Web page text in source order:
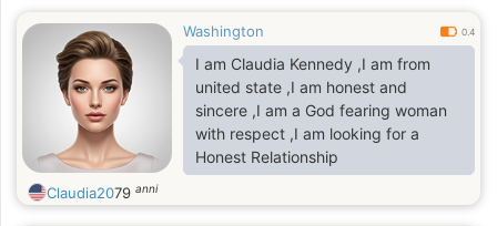
Washington 0.4
I am Claudia Kennedy ,I am from
united state ,I am honest and
sincere ,I am a God fearing woman
with respect ,I am looking for a
Honest Relationship
Claudia2079 anni